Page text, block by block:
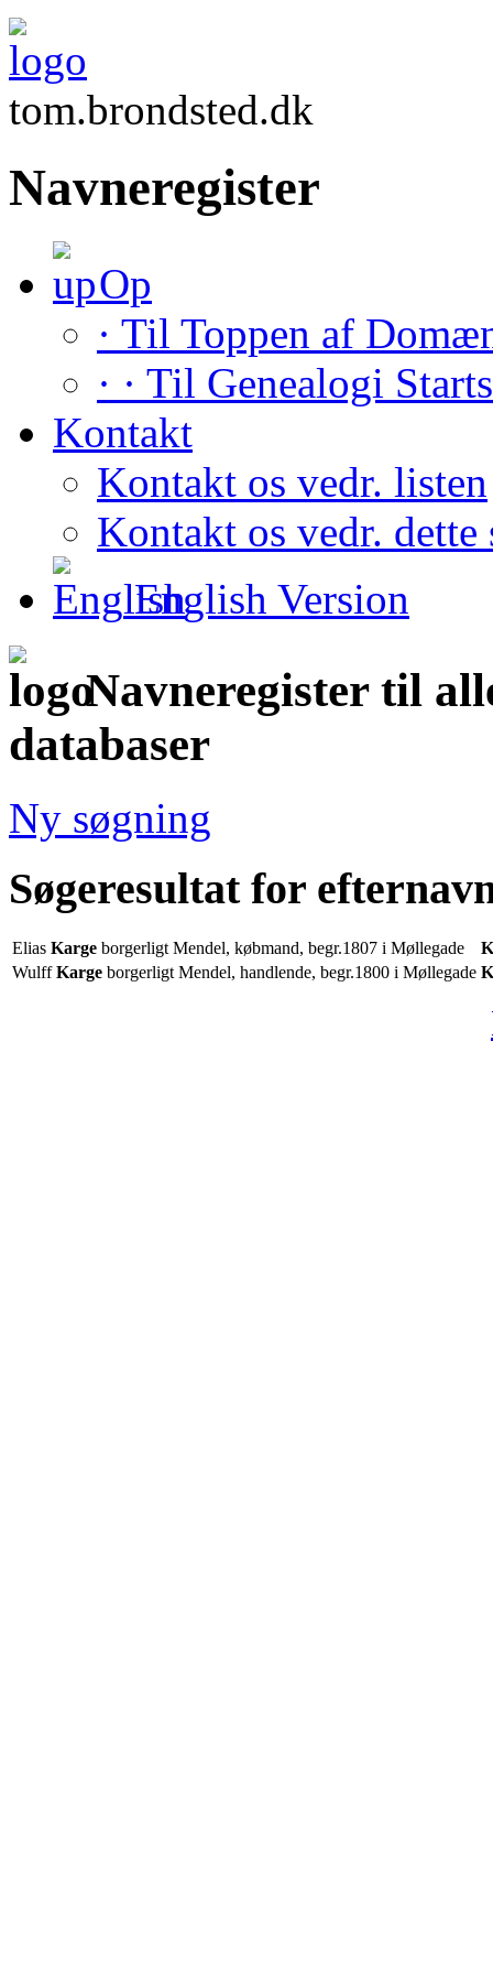
tom.brondsted.dk
Navneregister
Op
· Til Toppen af
· · Til Genealogi
Kontakt
Kontakt os vedr. listen
Kontakt os vedr. dette
English Version
Navneregister til
databaser
Ny søgning
Søgeresultat for
Elias Karge borgerligt Mendel, købmand, begr.1807 i Møllegade
WulffKarge borgerligt Mendel, handlende, begr.1800 i Møllegade